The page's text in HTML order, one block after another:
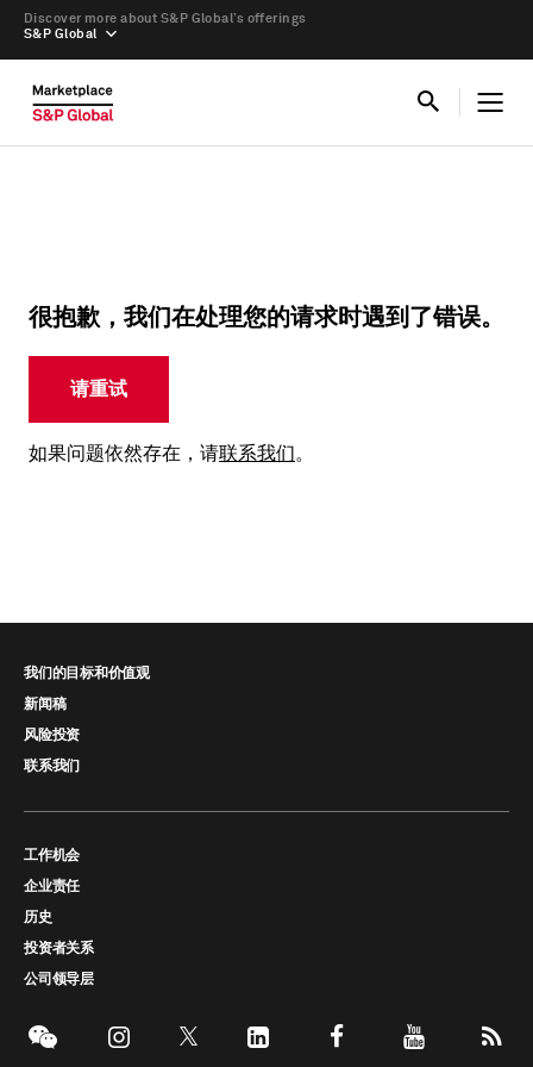
S&P Global
Discover more about S&P Global’s offerings
很抱歉，我们在处理您的请求时遇到了错误。
请重试
如果问题依然存在，请联系我们。
我们的目标和价值观
新闻稿
风险投资
联系我们
工作机会
企业责任
历史
投资者关系
公司领导层